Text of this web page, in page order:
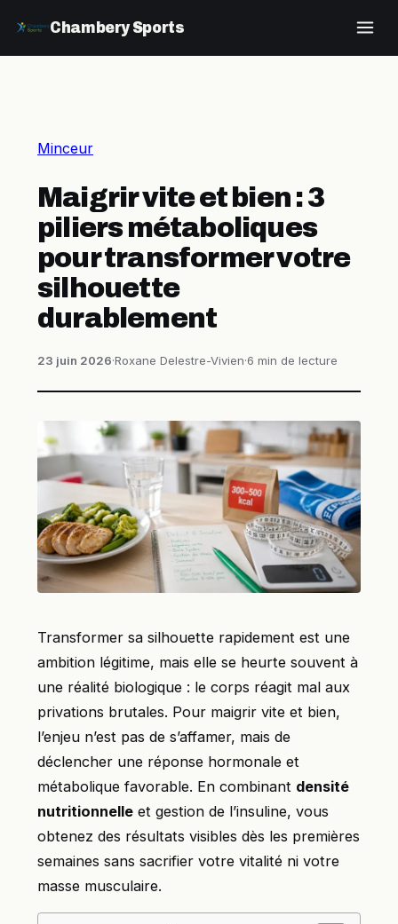
Chambery Sports
Minceur
Maigrir vite et bien : 3
piliers métaboliques
pour transformer votre
silhouette
durablement
23 juin 2026·Roxane Delestre-Vivien·6 min de lecture
Transformer sa silhouette rapidement est une
ambition légitime, mais elle se heurte souvent à
une réalité biologique : le corps réagit mal aux
privations brutales. Pour maigrir vite et bien,
l’enjeu n’est pas de s’affamer, mais de
déclencher une réponse hormonale et
métabolique favorable. En combinant densité
nutritionnelle et gestion de l’insuline, vous
obtenez des résultats visibles dès les premières
semaines sans sacrifier votre vitalité ni votre
masse musculaire.